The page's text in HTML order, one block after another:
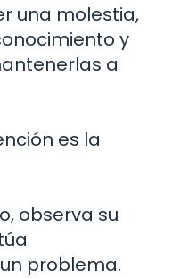
una molestia,
y
a
es la
observa su
problema.